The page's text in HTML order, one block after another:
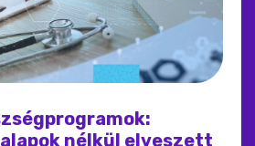
nélkül elveszett